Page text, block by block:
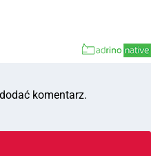
komentarz.